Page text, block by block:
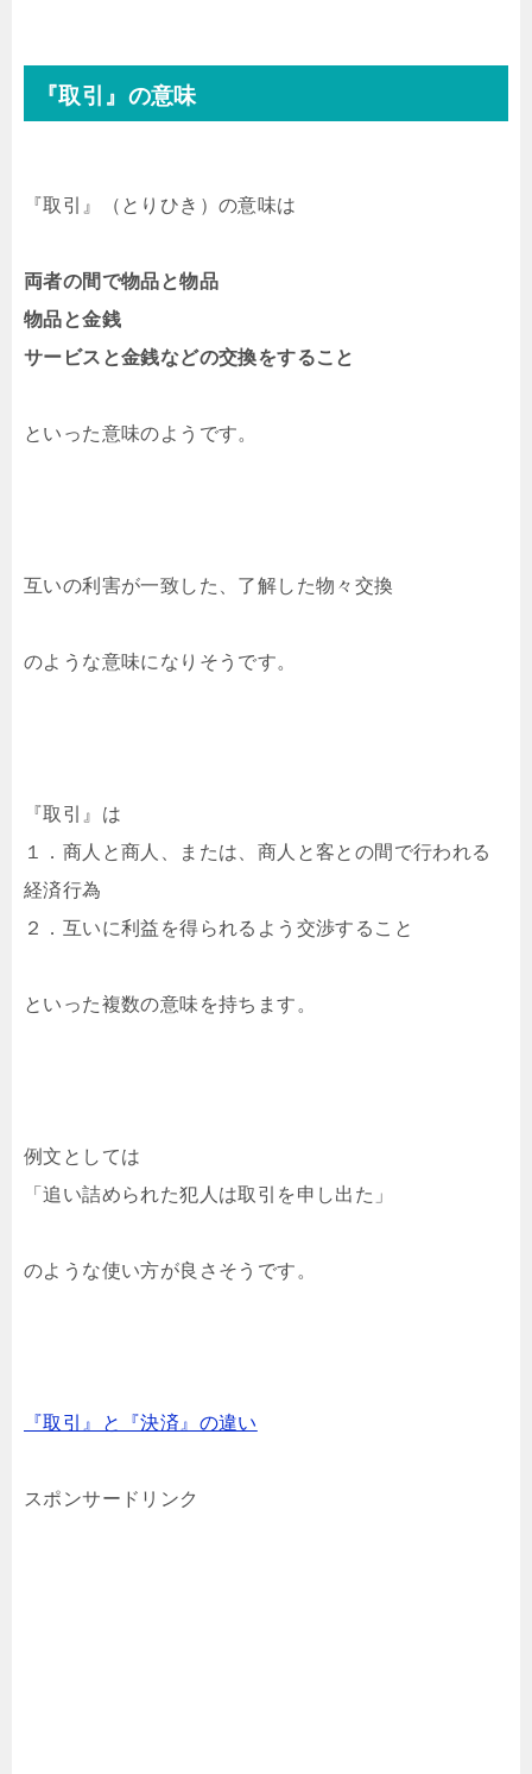
『取引』の意味
『取引』（とりひき）の意味は
両者の間で物品と物品
物品と金銭
サービスと金銭などの交換をすること
といった意味のようです。
互いの利害が一致した、了解した物々交換
のような意味になりそうです。
『取引』は
１．商人と商人、または、商人と客との間で行われる
経済行為
２．互いに利益を得られるよう交渉すること
といった複数の意味を持ちます。
例文としては
「追い詰められた犯人は取引を申し出た」
のような使い方が良さそうです。
『取引』と『決済』の違い
スポンサードリンク